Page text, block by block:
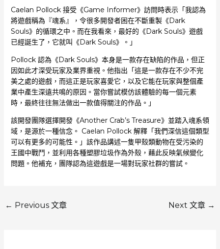
Caelan Pollock 接受《Game Informer》訪問時表示「我認為
將遊戲稱為『魂系』，令很多開發者困在不斷重製《Dark
Souls》的循環之中。而在我看來，最好的《Dark Souls》遊戲
已經誕生了，它就叫《Dark Souls》。」
Pollock 認為《Dark Souls》本身是一款存在缺陷的作品，但正
因如此才深受玩家及業界重視。他指出「這是一款存在不少不完
美之處的遊戲，而這正是玩家喜愛它，以及它能在玩家與整個產
業中產生深遠共鳴的原因。當你嘗試模仿該體驗的每一個元素
時，最終往往無法做出一款值得關注的作品。」
該開發團隊選擇開發《Another Crab’s Treasure》並踏入魂系領
域，是源於一種信念。 Caelan Pollock 解釋「我們深信這個類型
可以有更多的可能性。」該作品講述一隻甲殼類動物在受污染的
王國中戰鬥，並利用各種塑膠垃圾作為外殼，藉此反映氣候變化
問題。他補充，團隊認為這遊戲是一場對玩家社群的嘗試。
← Previous 文章 Next 文章 →